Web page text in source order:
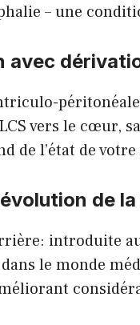
– une
avec
vers le cœur,
de l’état de
de
introduite
le monde